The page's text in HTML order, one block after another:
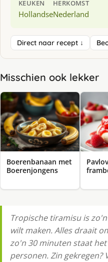
KEUKEN
Hollandse
HERKOMST
Nederland
Direct naar recept ↓
Misschien ook lekker
Boerenbanaan met
Boerenjongens
Tropische tiramisu is
wilt maken. Alles draait
zo'n 30 minuten staat
personen. Zin